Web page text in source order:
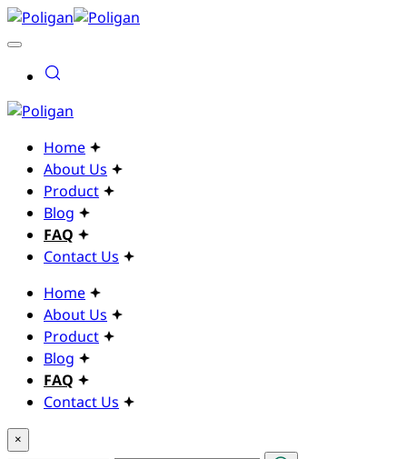
Home
About Us
Product
Blog
FAQ
Contact Us
Home
About Us
Product
Blog
FAQ
Contact Us
×